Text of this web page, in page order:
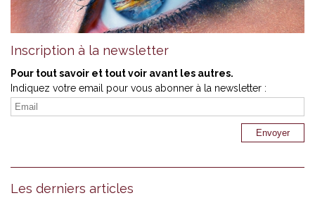
Inscription à la newsletter
Pour tout savoir et tout voir avant les autres.
Indiquez votre email pour vous abonner à la newsletter :
Les derniers articles